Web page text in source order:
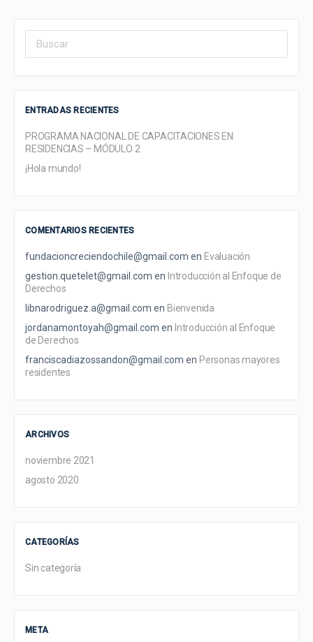
Search
ENTRADAS RECIENTES
PROGRAMA NACIONAL DE CAPACITACIONES EN
RESIDENCIAS – MÓDULO 2
¡Hola mundo!
COMENTARIOS RECIENTES
fundacioncreciendochile@gmail.com en Evaluación
gestion.quetelet@gmail.com en Introducción al Enfoque de
Derechos
libnarodriguez.a@gmail.com en Bienvenida
jordanamontoyah@gmail.com en Introducción al Enfoque
de Derechos
franciscadiazossandon@gmail.com en Personas mayores
residentes
ARCHIVOS
noviembre 2021
agosto 2020
CATEGORÍAS
Sin categoría
META